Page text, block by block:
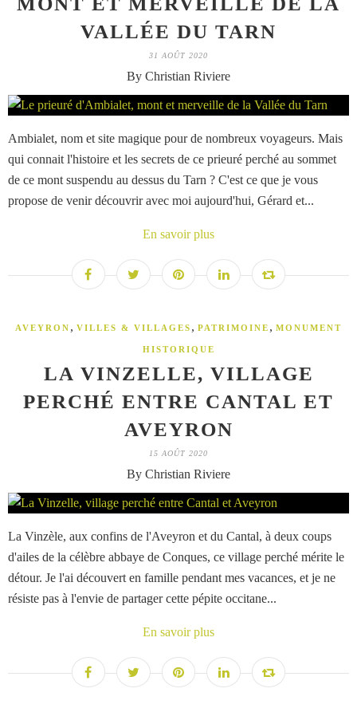
VALLÉE DU TARN
31 AOÛT 2020
By Christian Riviere
Ambialet, nom et site magique pour de nombreux voyageurs. Mais
qui connait l'histoire et les secrets de ce prieuré perché au sommet
de ce mont suspendu au dessus du Tarn ? C'est ce que je vous
propose de venir découvrir avec moi aujourd'hui, Gérard et...
En savoir plus
AVEYRON , VILLES & VILLAGES , PATRIMOINE , MONUMENT
HISTORIQUE
LA VINZELLE, VILLAGE
PERCHÉ ENTRE CANTAL ET
AVEYRON
15 AOÛT 2020
By Christian Riviere
La Vinzèle, aux confins de l'Aveyron et du Cantal, à deux coups
d'ailes de la célèbre abbaye de Conques, ce village perché mérite le
détour. Je l'ai découvert en famille pendant mes vacances, et je ne
résiste pas à l'envie de partager cette pépite occitane...
En savoir plus